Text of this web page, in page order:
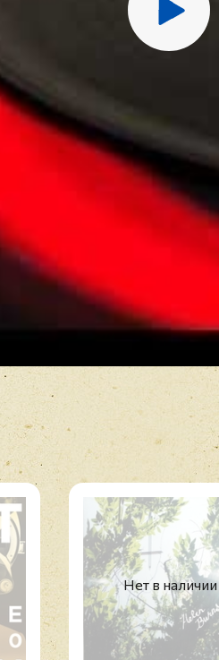
Нет в наличии